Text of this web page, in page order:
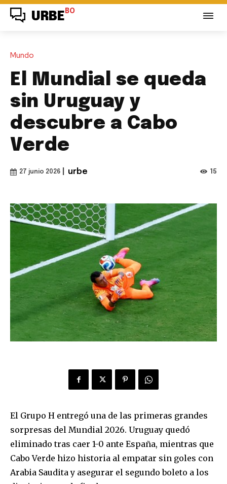
URBE BO
Mundo
El Mundial se queda
sin Uruguay y
descubre a Cabo
Verde
27 junio 2026 urbe 15
El Grupo H entregó una de las primeras grandes
sorpresas del Mundial 2026. Uruguay quedó
eliminado tras caer 1-0 ante España, mientras que
Cabo Verde hizo historia al empatar sin goles con
Arabia Saudita y asegurar el segundo boleto a los